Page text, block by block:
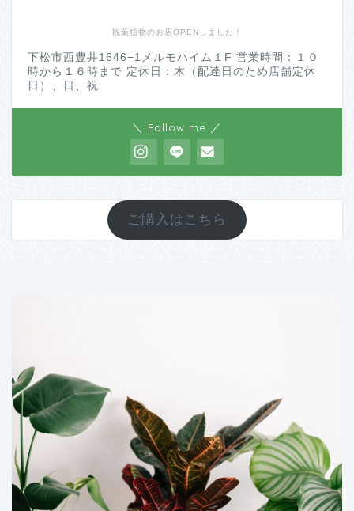
観葉植物のお店OPENしました！
下松市西豊井1646−1メルモハイム１F 営業時間：１０
時から１６時まで 定休日：木（配達日のため店舗定休
日）、日、祝
＼ Follow me ／
ご購入はこちら